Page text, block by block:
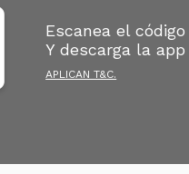
Escanea el código
Y descarga la app
APLICAN T&C.